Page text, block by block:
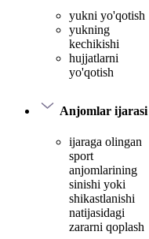
yukni yo'qotish
yukning
kechikishi
hujjatlarni
yo'qotish
Anjomlar ijarasi
ijaraga olingan
sport
anjomlarining
sinishi yoki
shikastlanishi
natijasidagi
zararni qoplash